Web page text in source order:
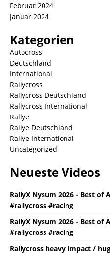
Februar 2024
Januar 2024
Kategorien
Autocross
Deutschland
International
Rallycross
Rallycross Deutschland
Rallycross International
Rallye
Rallye Deutschland
Rallye International
Uncategorized
Neueste Videos
RallyX Nysum 2026 - Best of
#rallycross #racing
RallyX Nysum 2026 - Best of
#rallycross #racing
Rallycross heavy impact /